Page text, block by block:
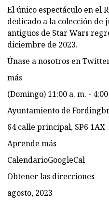
El único espectáculo en el
dedicado a la colección de
antiguos de Star Wars
diciembre de 2023.
Únase a nosotros en
más
(Domingo) 11:00 a. m. -
Ayuntamiento de
64 calle principal, SP6 1AX
Aprende más
CalendarioGoogleCal
Obtener las direcciones
agosto, 2023